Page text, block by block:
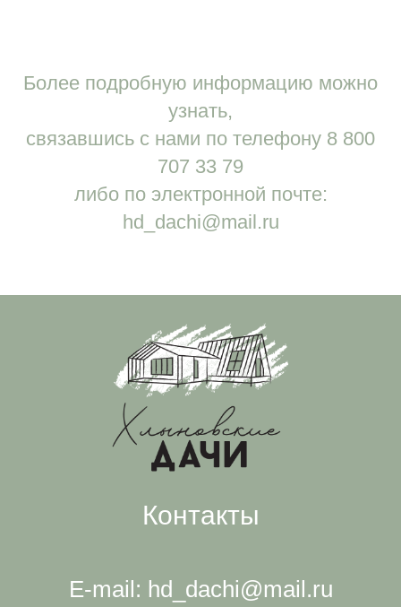
Более подробную информацию можно
узнать,
связавшись с нами по телефону 8 800
707 33 79
либо по электронной почте:
hd_dachi@mail.ru
Контакты
E-mail: hd_dachi@mail.ru